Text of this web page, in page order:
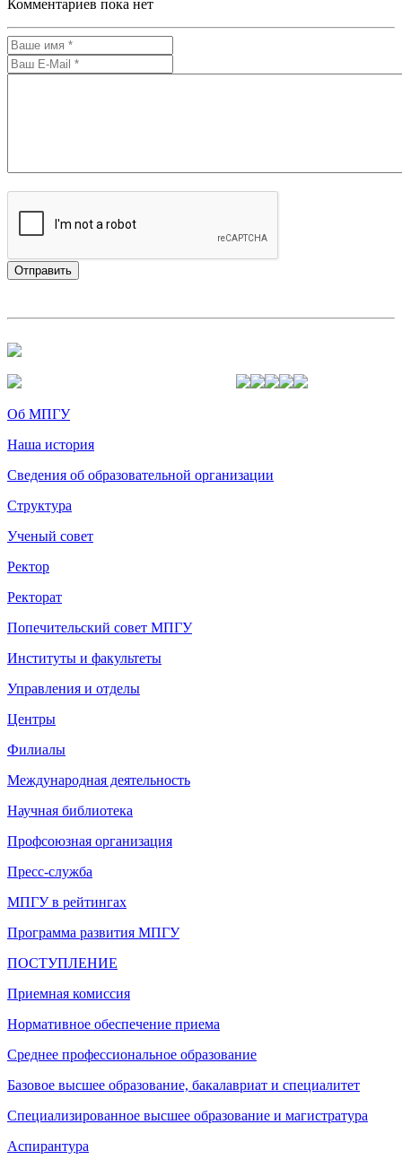
Комментариев пока нет
Об МПГУ
Наша история
Сведения об образовательной организации
Структура
Ученый совет
Ректор
Ректорат
Попечительский совет МПГУ
Институты и факультеты
Управления и отделы
Центры
Филиалы
Международная деятельность
Научная библиотека
Профсоюзная организация
Пресс-служба
МПГУ в рейтингах
Программа развития МПГУ
ПОСТУПЛЕНИЕ
Приемная комиссия
Нормативное обеспечение приема
Среднее профессиональное образование
Базовое высшее образование, бакалавриат и специалитет
Специализированное высшее образование и магистратура
Аспирантура